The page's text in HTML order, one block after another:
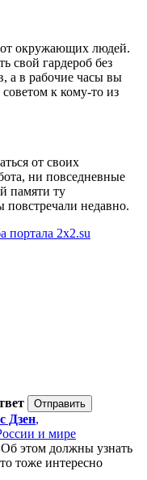
от окружающих людей.
свой гардероб без
а в рабочие часы вы
советом к кому-то из
от своих
ни повседневные
памяти ту
недавно.
портала 2x2.su
Дзен,
и мире
этом должны узнать
тоже интересно